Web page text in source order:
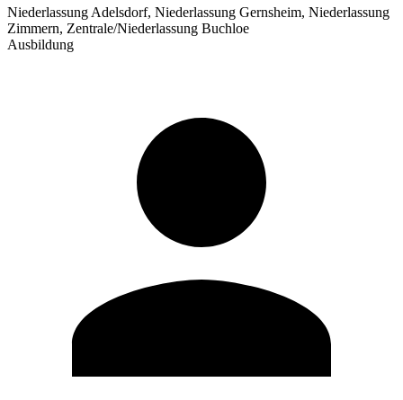
Niederlassung Adelsdorf, Niederlassung Gernsheim, Niederlassung
Zimmern, Zentrale/Niederlassung Buchloe
Ausbildung